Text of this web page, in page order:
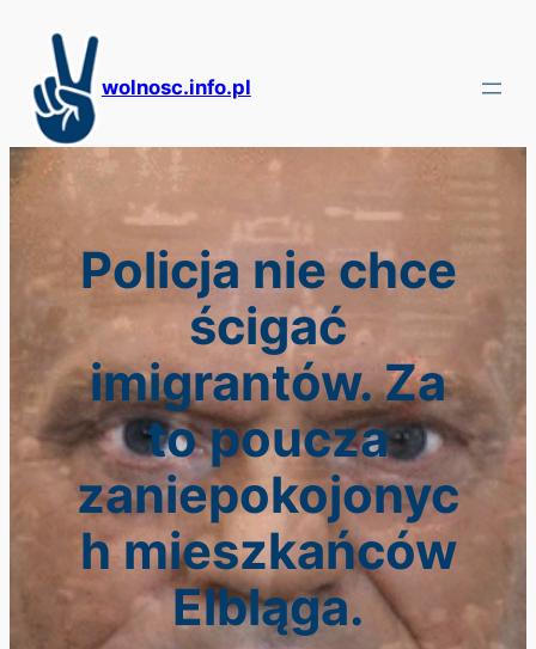
treści
wolnosc.info.pl
Policja nie chce
ścigać
imigrantów. Za
to poucza
zaniepokojonyc
h mieszkańców
Elbląga.